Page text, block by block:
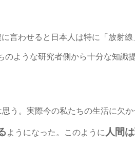
言わせると日本人は特に「放射線
ような研究者側から十分な知識
う。実際今の私たちの生活に欠
ようになった。このように 人間